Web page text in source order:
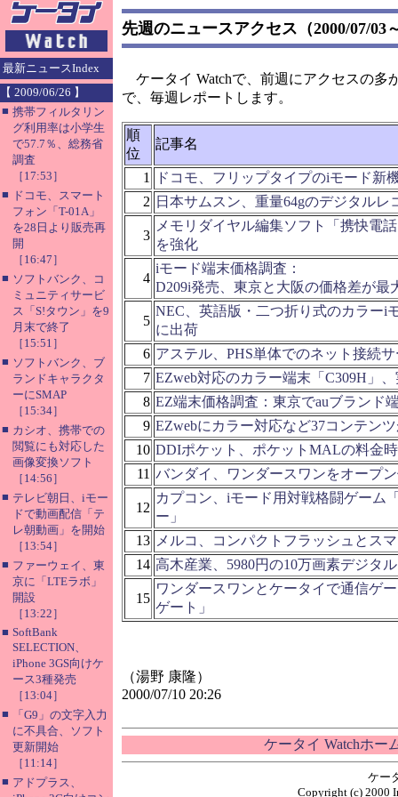
最新ニュースIndex
【 2009/06/26 】
■ 携帯フィルタリン
グ利用率は小学生
で57.7％、総務省
調査
［17:53］
■ ドコモ、スマート
フォン「T-01A」
を28日より販売再
開
［16:47］
■ ソフトバンク、コ
ミュニティサービ
ス「S!タウン」を9
月末で終了
［15:51］
■ ソフトバンク、ブ
ランドキャラクタ
ーにSMAP
［15:34］
■ カシオ、携帯での
閲覧にも対応した
画像変換ソフト
［14:56］
■ テレビ朝日、iモー
ドで動画配信「テ
レ朝動画」を開始
［13:54］
■ ファーウェイ、東
京に「LTEラボ」
開設
［13:22］
■ SoftBank
SELECTION、
iPhone 3GS向けケ
ース3種発売
［13:04］
■
「G9」の文字入力
に不具合、ソフト
更新開始
［11:14］
■ アドプラス、
先週のニュースアクセス（2000/07/03
ケータイ Watchで、前週にアクセスの多
で、毎週レポートします。
順
位
記事名
1
ドコモ、フリップタイプのiモード新
2 日本サムスン、重量64gのデジタルレ
3
メモリダイヤル編集ソフト「携快電
を強化
4
iモード端末価格調査：
D209i発売、東京と大阪の価格差が最
5
NEC、英語版・二つ折り式のカラーi
に出荷
6 アステル、PHS単体でのネット接続
7 EZweb対応のカラー端末「C309H」
8 EZ端末価格調査：東京でauブランド
9 EZwebにカラー対応など37コンテン
10 DDIポケット、ポケットMALの料金
11 バンダイ、ワンダースワンをオープ
12
カプコン、iモード用対戦格闘ゲーム
ー」
13 メルコ、コンパクトフラッシュとス
14 高木産業、5980円の10万画素デジタ
15
ワンダースワンとケータイで通信ゲ
ゲート」
（湯野 康隆）
2000/07/10 20:26
ケータイ Watchホー
ケー
Copyright (c) 2000